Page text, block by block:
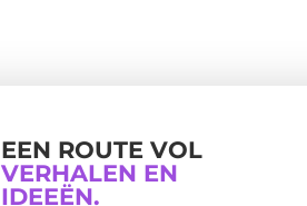
EEN ROUTE VOL
VERHALEN EN
IDEEËN.